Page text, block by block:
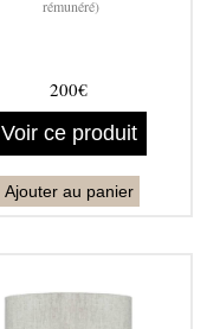
rémunéré)
200€
Voir ce produit
Ajouter au panier